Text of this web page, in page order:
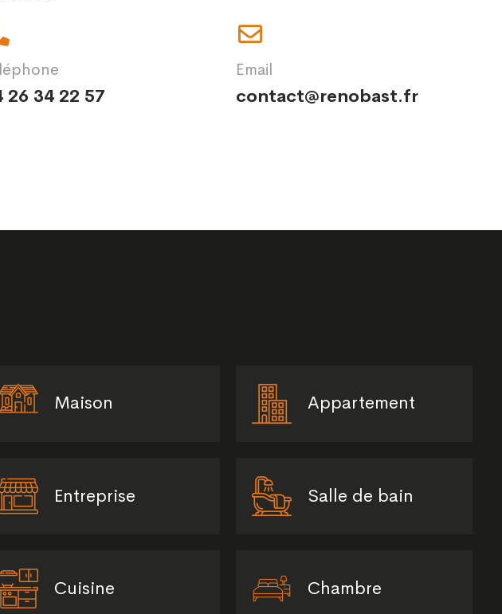
26 34 22 57
Email
contact@renobast.fr
Maison Appartement
Entreprise Salle de bain
Cuisine Chambre